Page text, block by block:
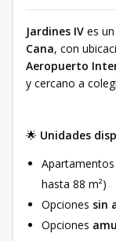
Jardines IV es
Cana, con
Aeropuerto
y cercano a
🌟 Unidades
Apartamentos
hasta 88 m²)
Opciones sin
Opciones